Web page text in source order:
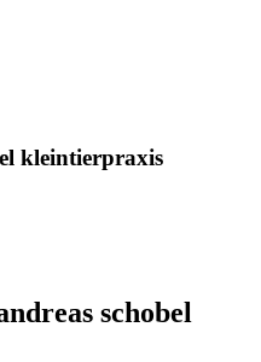
kleintierpraxis
schobel